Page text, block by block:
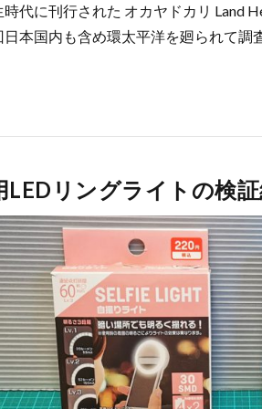
代に刊行された オカヤドカリ Land
日本国内も含め環太平洋を廻られて調
LEDリングライトの検